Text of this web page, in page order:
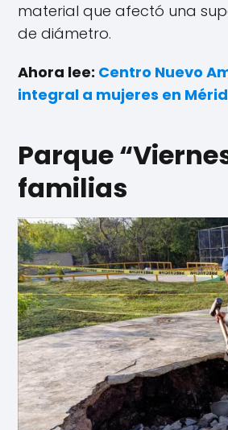
material que afectó una
de diámetro.
Ahora lee: Centro Nuevo
integral a mujeres en
Parque
familias